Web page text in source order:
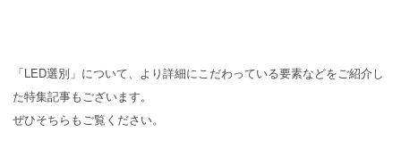
「LED選別」について、より詳細にこだわっている要素などをご紹介し
た特集記事もございます。
ぜひそちらもご覧ください。